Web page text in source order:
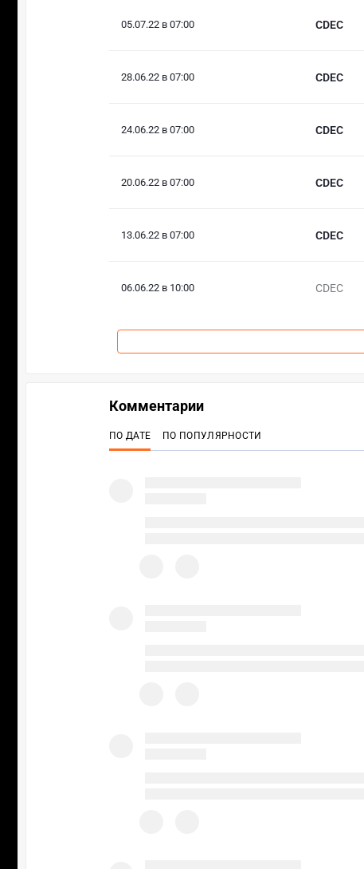
05.07.22 в 07:00 CDEC
28.06.22 в 07:00 CDEC
24.06.22 в 07:00 CDEC
20.06.22 в 07:00 CDEC
13.06.22 в 07:00 CDEC
06.06.22 в 10:00 CDEC
Комментарии
ПО ДАТЕ ПО ПОПУЛЯРНОСТИ